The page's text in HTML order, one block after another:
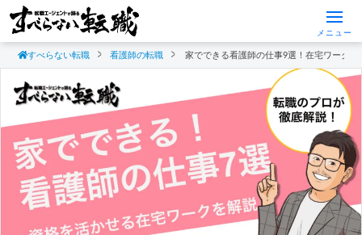
メニュー
すべらない転職 看護師の転職 家でできる看護師の仕事9選！在宅ワーク